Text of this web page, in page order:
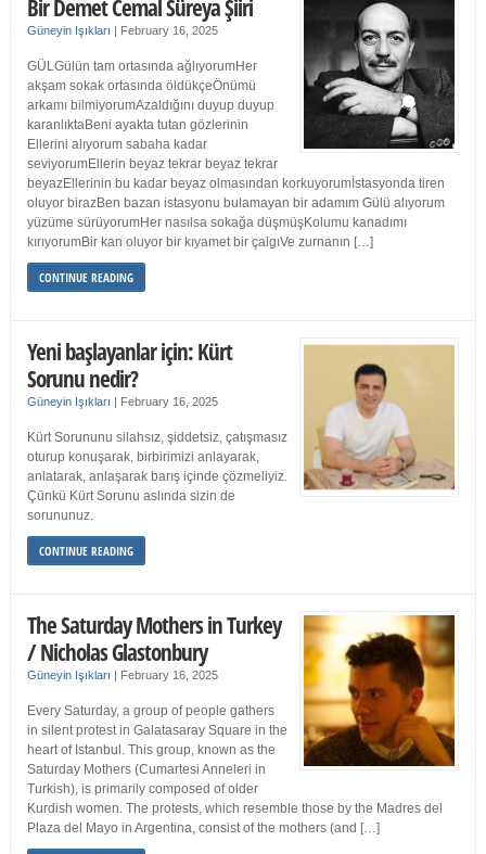
Bir Demet Cemal Süreya Şiiri
Güneyin Işıkları | February 16, 2025
GÜLGülün tam ortasında ağlıyorumHer
akşam sokak ortasında öldükçeÖnümü
arkamı bilmiyorumAzaldığını duyup duyup
karanlıktaBeni ayakta tutan gözlerinin
Ellerini alıyorum sabaha kadar
seviyorumEllerin beyaz tekrar beyaz tekrar
beyazEllerinin bu kadar beyaz olmasından korkuyorumİstasyonda tiren
oluyor birazBen bazan istasyonu bulamayan bir adamım Gülü alıyorum
yüzüme sürüyorumHer nasılsa sokağa düşmüşKolumu kanadımı
kırıyorumBir kan oluyor bir kıyamet bir çalgıVe zurnanın […]
CONTINUE READING
Yeni başlayanlar için: Kürt
Sorunu nedir?
Güneyin Işıkları | February 16, 2025
Kürt Sorununu silahsız, şiddetsiz, çatışmasız
oturup konuşarak, birbirimizi anlayarak,
anlatarak, anlaşarak barış içinde çözmeliyiz.
Çünkü Kürt Sorunu aslında sizin de
sorununuz.
CONTINUE READING
The Saturday Mothers in Turkey
/ Nicholas Glastonbury
Güneyin Işıkları | February 16, 2025
Every Saturday, a group of people gathers
in silent protest in Galatasaray Square in the
heart of Istanbul. This group, known as the
Saturday Mothers (Cumartesi Anneleri in
Turkish), is primarily composed of older
Kurdish women. The protests, which resemble those by the Madres del
Plaza del Mayo in Argentina, consist of the mothers (and […]